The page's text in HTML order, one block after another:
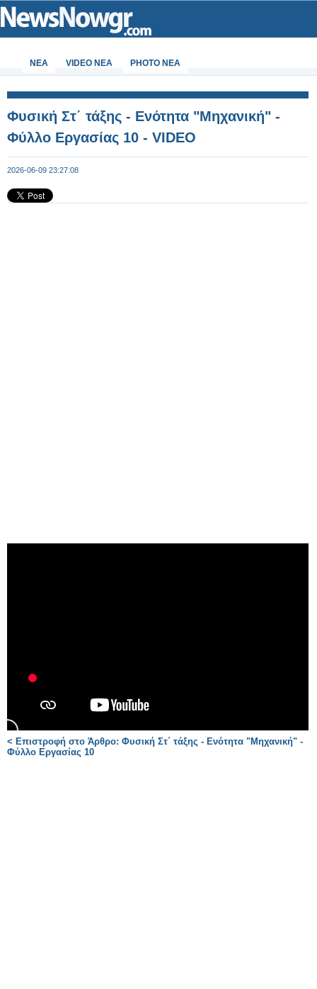
ΝΕΑ VIDEO NEA PHOTO NEA
Φυσική Στ΄ τάξης - Ενότητα "Μηχανική" -
Φύλλο Εργασίας 10 - VIDEO
2026-06-09 23:27:08
< Επιστροφή στο Άρθρο: Φυσική Στ΄ τάξης - Ενότητα "Μηχανική" -
Φύλλο Εργασίας 10